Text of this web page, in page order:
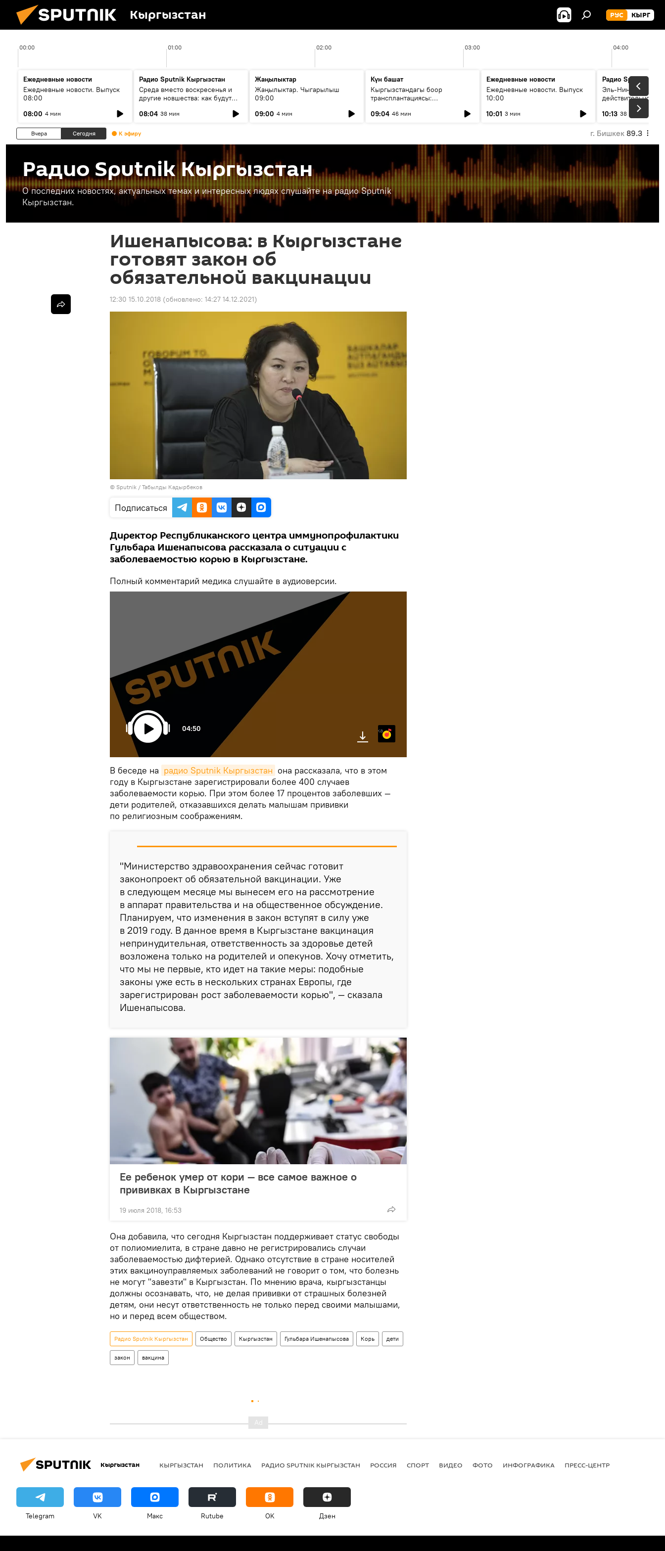
Кыргызстан РУС КЫРГ
00:00 01:00 02:00 03:00 04:00
Ежедневные новости
Ежедневные новости. Выпуск
08:00
08:00 4 мин
Радио Sputnik Кыргызстан
Среда вместо воскресенья и
другие новшества: как будут
08:04 38 мин
Жаңылыктар
Жаңылыктар. Чыгарылыш
09:00
09:00 4 мин
Күн башат
Кыргызстандагы боор
трансплантациясы:
келечеги
09:04 46 мин
Ежедневные новости
Ежедневные новости. Выпуск
10:00
10:01 3 мин
Радио Sputnik
Эль-Ниньо, жара и
действительно
погоду в
10:13 38 мин
Вчера Сегодня К эфиру г. Бишкек 89.3
Радио Sputnik Кыргызстан
О последних новостях, актуальных темах и интересных людях слушайте на радио Sputnik
Кыргызстан.
Ишенапысова: в Кыргызстане
готовят закон об
обязательной вакцинации
12:30 15.10.2018 (обновлено: 14:27 14.12.2021)
© Sputnik / Табылды Кадырбеков
Подписаться
Директор Республиканского центра иммунопрофилактики
Гульбара Ишенапысова рассказала о ситуации с
заболеваемостью корью в Кыргызстане.
Полный комментарий медика слушайте в аудиоверсии.
04:50 Яндекс.Музыка
В беседе на радио Sputnik Кыргызстан она рассказала, что в этом
году в Кыргызстане зарегистрировали более 400 случаев
заболеваемости корью. При этом более 17 процентов заболевших —
дети родителей, отказавшихся делать малышам прививки
по религиозным соображениям.
"Министерство здравоохранения сейчас готовит
законопроект об обязательной вакцинации. Уже
в следующем месяце мы вынесем его на рассмотрение
в аппарат правительства и на общественное обсуждение.
Планируем, что изменения в закон вступят в силу уже
в 2019 году. В данное время в Кыргызстане вакцинация
непринудительная, ответственность за здоровье детей
возложена только на родителей и опекунов. Хочу отметить,
что мы не первые, кто идет на такие меры: подобные
законы уже есть в нескольких странах Европы, где
зарегистрирован рост заболеваемости корью", — сказала
Ишенапысова.
Ее ребенок умер от кори — все самое важное о
прививках в Кыргызстане
19 июля 2018, 16:53
Она добавила, что сегодня Кыргызстан поддерживает статус свободы
от полиомиелита, в стране давно не регистрировались случаи
заболеваемостью дифтерией. Однако отсутствие в стране носителей
этих вакциноуправляемых заболеваний не говорит о том, что болезнь
не могут "завезти" в Кыргызстан. По мнению врача, кыргызстанцы
должны осознавать, что, не делая прививки от страшных болезней
детям, они несут ответственность не только перед своими малышами,
но и перед всем обществом.
Радио Sputnik Кыргызстан Общество Кыргызстан Гульбара Ишенапысова Корь дети
закон вакцина
Кыргызстан КЫРГЫЗСТАН ПОЛИТИКА РАДИО SPUTNIK КЫРГЫЗСТАН РОССИЯ СПОРТ ВИДЕО ФОТО ИНФОГРАФИКА ПРЕСС-ЦЕНТР
Telegram VK Макс Rutube OK Дзен